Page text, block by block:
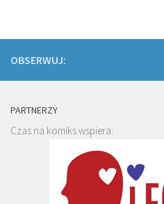
OBSERWUJ:
PARTNERZY
Czas na komiks wspiera: